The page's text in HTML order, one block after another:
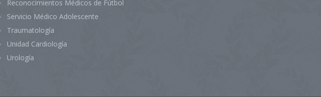
Reconocimientos Médicos de Fútbol
Servicio Médico Adolescente
Traumatología
Unidad Cardiología
Urología